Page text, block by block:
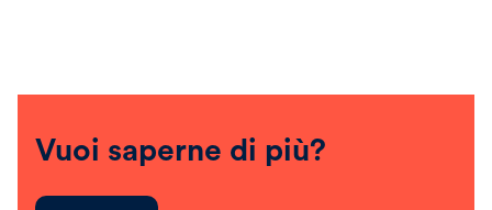
Vuoi saperne di più?